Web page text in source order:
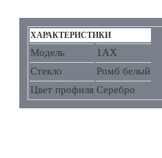
ХАРАКТЕРИСТИКИ
Модель
1AX
Стекло
Ромб белый
Цвет профиля Серебро